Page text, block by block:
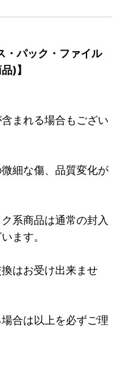
・パック・ファイル
)】
まれる場合もござい
細な傷、品質変化が
系商品は通常の封入
ます。
はお受け出来ませ
合は以上を必ずご理